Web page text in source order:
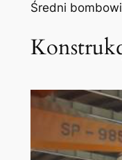
Średni